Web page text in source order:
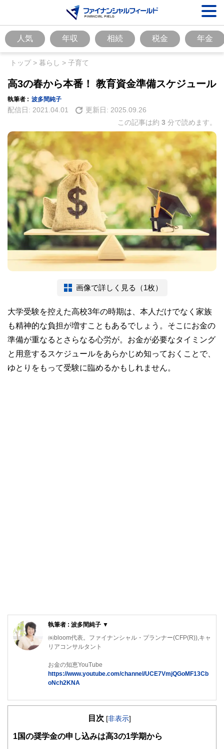
人気 年収 相続 税金 年金
トップ> 暮らし > 子育て
高3の春から本番！ 教育資金準備スケジュール
執筆者 : 波多間純子
配信日: 2021.04.01 更新日: 2025.09.26
この記事は約 3 分で読めます。
画像で詳しく見る（1枚）
大学受験を控えた高校3年の時期は、本人だけでなく家族
も精神的な負担が増すこともあるでしょう。そこにお金の
準備が重なるとさらなる心労が。お金が必要なタイミング
と用意するスケジュールをあらかじめ知っておくことで、
ゆとりをもって受験に臨めるかもしれません。
執筆者 : 波多間純子 ▼
㈱bloom代表。ファイナンシャル・プランナー(CFP(R)),キャ
リアコンサルタント
お金の知恵YouTube
https://www.youtube.com/channel/UCE7VmjQGoMF13Cb
oNch2KNA
「お金しだい」の人生から「自分しだい」の人生への選択を
合わせて、その方の才能や適職を診断し潜在能力を高める
クショップを開催。
目次 [非表示]
1国の奨学金の申し込みは高3の1学期から